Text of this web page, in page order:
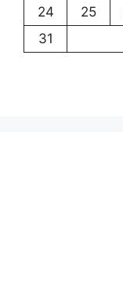
24
25
31